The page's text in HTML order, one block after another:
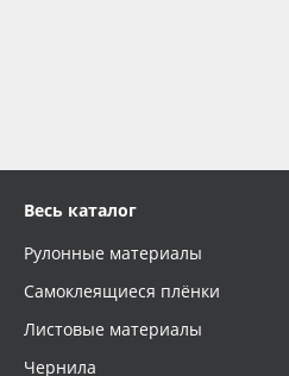
Весь каталог
Рулонные материалы
Самоклеящиеся плёнки
Листовые материалы
Чернила